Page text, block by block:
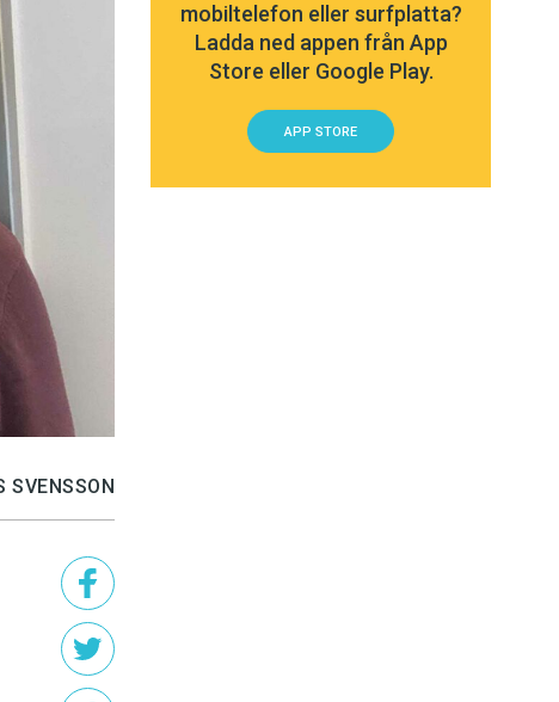
SVENSSON
mobiltelefon eller surfplatta?
Ladda ned appen från App
Store eller Google Play.
APP STORE